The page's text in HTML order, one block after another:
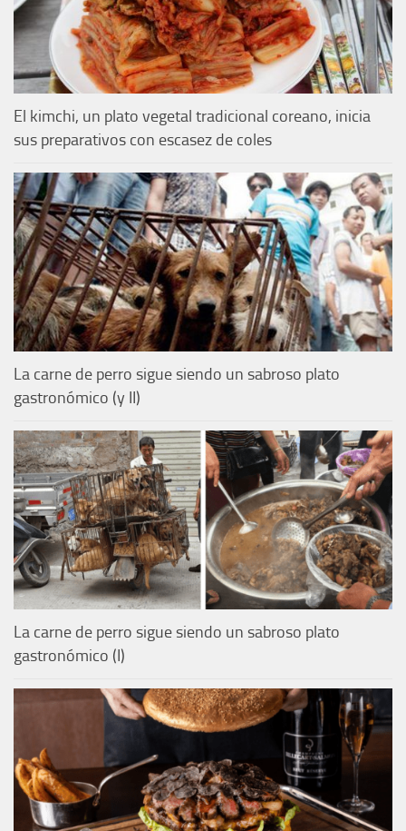
El kimchi, un plato vegetal tradicional coreano, inicia
sus preparativos con escasez de coles
La carne de perro sigue siendo un sabroso plato
gastronómico (y II)
La carne de perro sigue siendo un sabroso plato
gastronómico (I)